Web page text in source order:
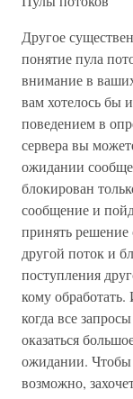
Другое
понятие пула
внимание в
вам хотелось бы
поведением в
сервера вы
ожидании
блокирован
сообщение и
принять
другой поток и
поступления
кому обработать.
когда все
оказаться
ожидании. Чтобы
возможно,